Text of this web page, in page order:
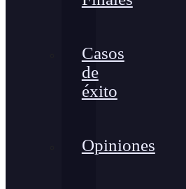
Casos
de
éxito
Opiniones